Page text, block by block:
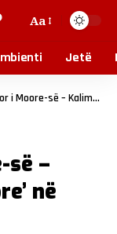
Aa
Jetë
nga ‘More Moore’ në ‘More Than Moore’
–
në